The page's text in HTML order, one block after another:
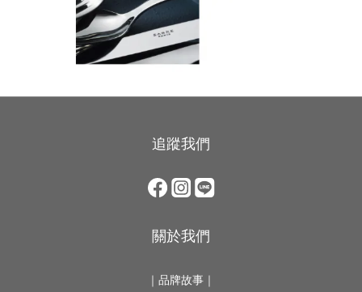
追蹤我們
關於我們
｜ 品牌故事 ｜